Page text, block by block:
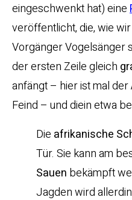
eingeschwenkt hat) eine
veröffentlicht, die, wie
Vorgänger Vogelsänger
der ersten Zeile gleich
anfängt – hier ist mal der
Feind – und diein etwa
Die afrikanische
Tür. Sie kann am
Sauen bekämpft
Jagden wird